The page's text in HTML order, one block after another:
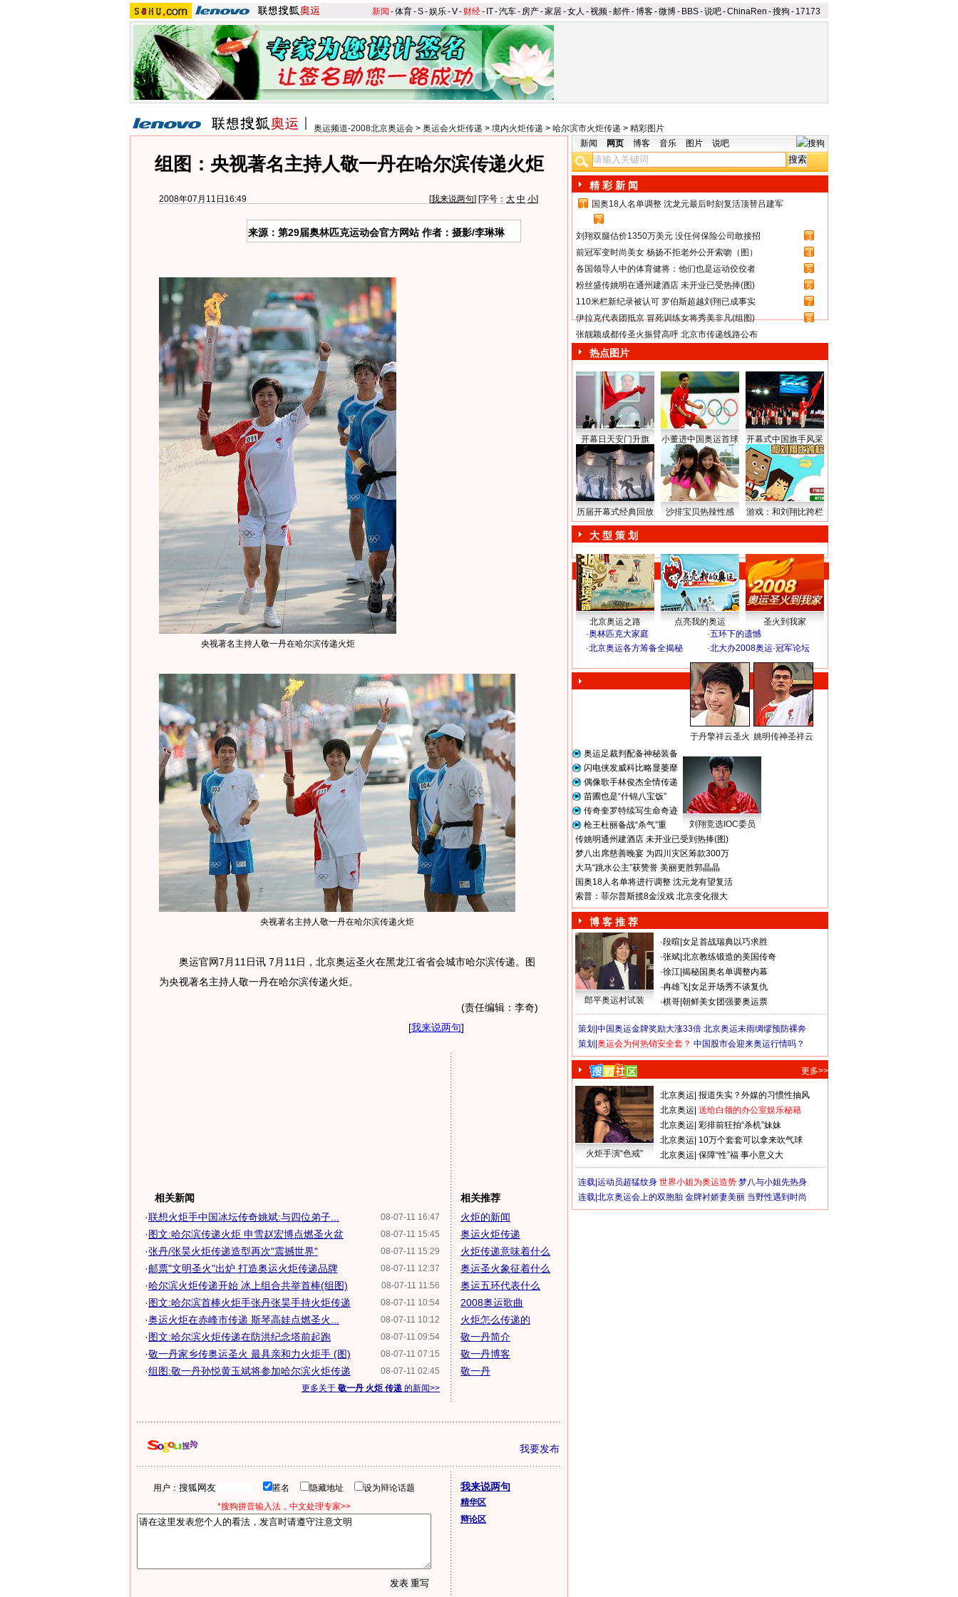
新闻 -体育-S-娱乐-V- 财经- IT-汽车- 房产-家居-女人 -视频-邮件-博客-微博- BBS-说吧-ChinaRen -搜狗 - 17173
奥运频道-2008北京奥运会 > 奥运会火炬传递 > 境内火炬传递 > 哈尔滨市火炬传递 > 精彩图片
组图：央视著名主持人敬一丹在哈尔滨传递火炬
2008年07月11日16:49 [我来说两句] [字号： 大 中 小]
来源：第29届奥林匹克运动会官方网站 作者：摄影/李琳琳
央视著名主持人敬一丹在哈尔滨传递火炬
央视著名主持人敬一丹在哈尔滨传递火炬
奥运官网7月11日讯 7月11日，北京奥运圣火在黑龙江省省会城市哈尔滨传递。图
为央视著名主持人敬一丹在哈尔滨传递火炬。
(责任编辑：李奇)
[我来说两句]
相关新闻
08-07-11 16:47
·联想火炬手中国冰坛传奇姚斌:与四位弟子...
08-07-11 15:45
·图文:哈尔滨传递火炬 申雪赵宏博点燃圣火盆
08-07-11 15:29
·张丹/张昊火炬传递造型再次"震撼世界"
08-07-11 12:37
·邮票"文明圣火"出炉 打造奥运火炬传递品牌
08-07-11 11:56
·哈尔滨火炬传递开始 冰上组合共举首棒(组图)
08-07-11 10:54
·图文:哈尔滨首棒火炬手张丹张昊手持火炬传递
08-07-11 10:12
·奥运火炬在赤峰市传递 斯琴高娃点燃圣火...
08-07-11 09:54
·图文:哈尔滨火炬传递在防洪纪念塔前起跑
08-07-11 07:15
·敬一丹家乡传奥运圣火 最具亲和力火炬手 (图)
08-07-11 02:45
·组图:敬一丹孙悦黄玉斌将参加哈尔滨火炬传递
更多关于 敬一丹 火炬 传递 的新闻>>
相关推荐
火炬的新闻
奥运火炬传递
火炬传递意味着什么
奥运圣火象征着什么
奥运五环代表什么
2008奥运歌曲
火炬怎么传递的
敬一丹简介
敬一丹博客
敬一丹
我要发布
用户： 匿名 隐藏地址
设为辩论话题
*搜狗拼音输入法，中文处理专家>>
我来说两句
精华区
辩论区
新闻 网页 博客 音乐 图片 说吧
精 彩 新 闻
1
国奥18人名单调整 沈龙元最后时刻复活顶替吕建军
2
刘翔双腿估价1350万美元 没任何保险公司敢接招
3
前冠军变时尚美女 杨扬不拒老外公开索吻（图）
4
各国领导人中的体育健将：他们也是运动佼佼者
5
粉丝盛传姚明在通州建酒店 未开业已受热捧(图)
6
110米栏新纪录被认可 罗伯斯超越刘翔已成事实
7
伊拉克代表团抵京 冒死训练女将秀美非凡(组图)
8
张靓颖成都传圣火振臂高呼 北京市传递线路公布
热点图片
开幕日天安门升旗 小董进中国奥运首球 开幕式中国旗手风采
历届开幕式经典回放 沙排宝贝热辣性感 游戏：和刘翔比跨栏
大 型 策 划
北京奥运之路 点亮我的奥运
圣火到我家
·奥林匹克大家庭 ·五环下的遗憾
·北京奥运各方筹备全揭秘 ·北大办2008奥运·冠军论坛
于丹擎祥云圣火 姚明传神圣祥云
奥运足裁判配备神秘装备
闪电侠发威科比略显萎靡
偶像歌手林俊杰全情传递
苗圃也是“什锦八宝饭”
传奇奎罗特续写生命奇迹
枪王杜丽备战“杀气”重
刘翔竞选IOC委员
传姚明通州建酒店 未开业已受到热捧(图)
梦八出席慈善晚宴 为四川灾区筹款300万
大马“跳水公主”获赞誉 美丽更胜郭晶晶
国奥18人名单将进行调整 沈元龙有望复活
索普：菲尔普斯揽8金没戏 北京变化很大
博 客 推 荐
郎平奥运村试装
·段暄 女足首战瑞典以巧求胜
·张斌 北京教练锻造的美国传奇
·徐江 揭秘国奥名单调整内幕
·冉雄飞 女足开场秀不谈复仇
·棋哥 朝鲜美女团强要奥运票
策划| 中国奥运金牌奖励大涨33倍 北京奥运未雨绸缪预防裸奔
策划| 奥运会为何热销安全套？ 中国股市会迎来奥运行情吗？
更多>>
火炬手演“色戒”
北京奥运 报道失实？外媒的习惯性抽风
北京奥运 送给白领的办公室娱乐秘籍
北京奥运 彩排前狂拍“杀机”妹妹
北京奥运 10万个套套可以拿来吹气球
北京奥运 保障“性”福 事小意义大
连载| 运动员超猛纹身 世界小姐为奥运造势 梦八与小姐先热身
连载| 北京奥运会上的双胞胎 金牌衬娇妻美丽 当野性遇到时尚